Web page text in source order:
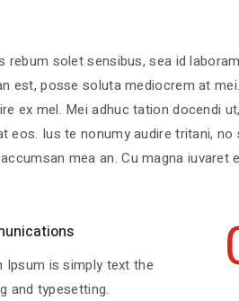
solet sensibus, sea id
est, posse soluta mediocrem at
ex mel. Mei adhuc tation docendi
Ius te nonumy audire tritani,
mea an. Cu magna
Ipsum is simply text the
and typesetting.